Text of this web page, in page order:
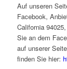
Auf unseren
Facebook,
California
Sie an dem
auf unserer
finden Sie hier: